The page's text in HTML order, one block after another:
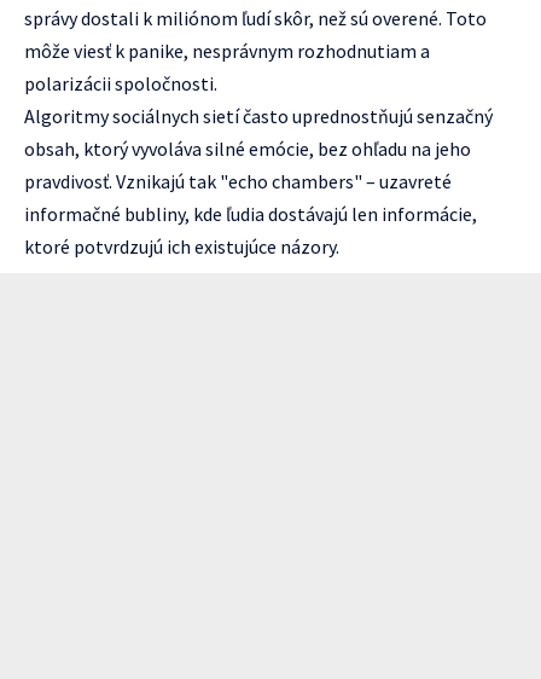
správy dostali k miliónom ľudí skôr, než sú overené. Toto
môže viesť k panike, nesprávnym rozhodnutiam a
polarizácii spoločnosti.
Algoritmy sociálnych sietí často uprednostňujú senzačný
obsah, ktorý vyvoláva silné emócie, bez ohľadu na jeho
pravdivosť. Vznikajú tak "echo chambers" – uzavreté
informačné bubliny, kde ľudia dostávajú len informácie,
ktoré potvrdzujú ich existujúce názory.